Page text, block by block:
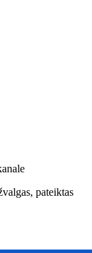
pateiktas